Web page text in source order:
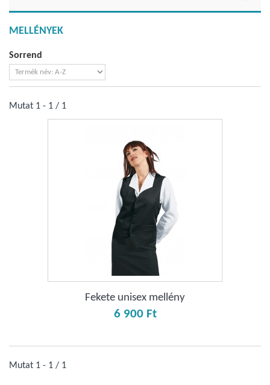
MELLÉNYEK
Sorrend
Mutat 1 - 1 / 1
Fekete unisex mellény
6 900 Ft‎
Mutat 1 - 1 / 1